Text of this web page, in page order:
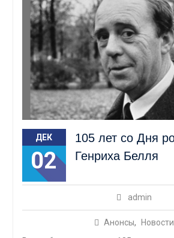
ДЕК
02
105 лет со Дня
Генриха Белля
admin
Анонсы,
Новости